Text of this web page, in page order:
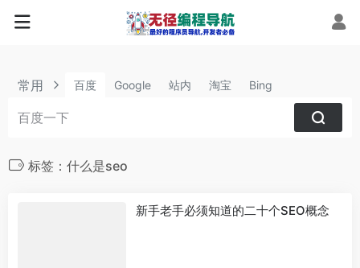
常用 百度 Google 站内 淘宝 Bing
标签：什么是seo
新手老手必须知道的二十个SEO概念